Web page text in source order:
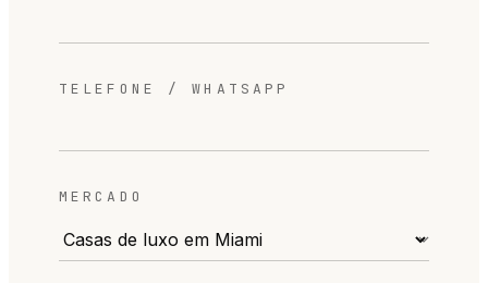
TELEFONE / WHATSAPP
MERCADO